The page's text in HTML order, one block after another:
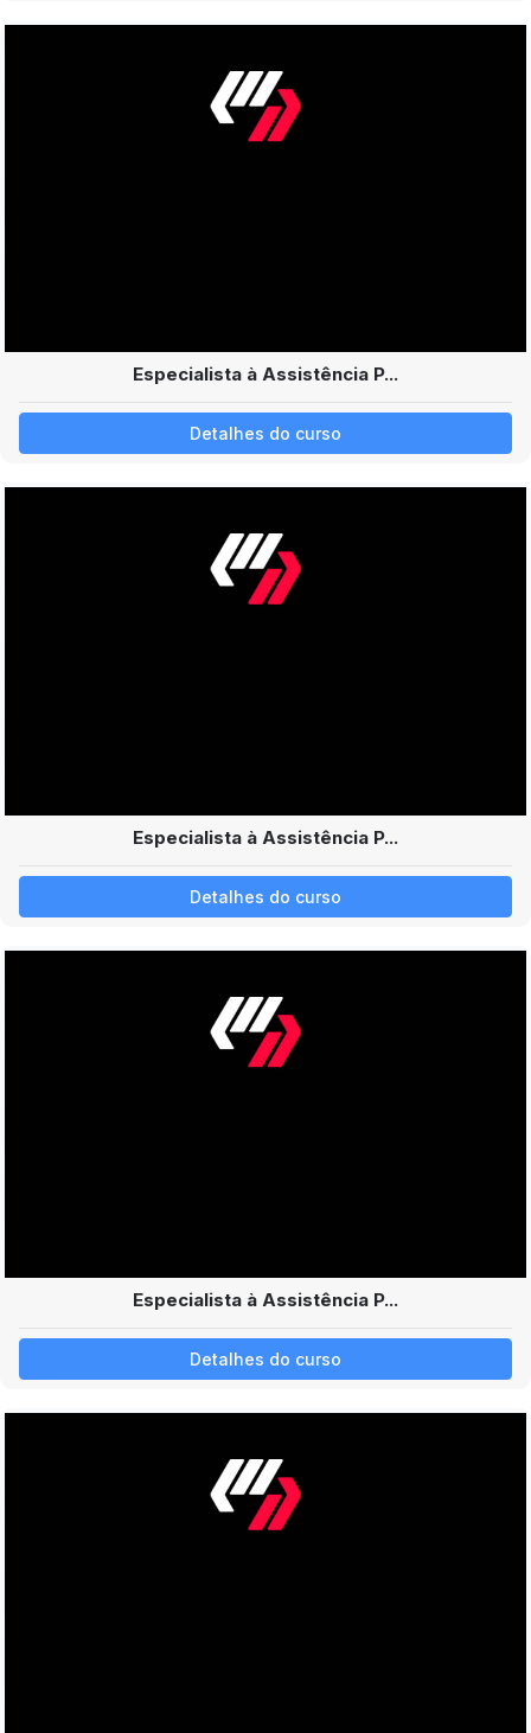
Especialista à Assistência P...
Detalhes do curso
Especialista à Assistência P...
Detalhes do curso
Especialista à Assistência P...
Detalhes do curso